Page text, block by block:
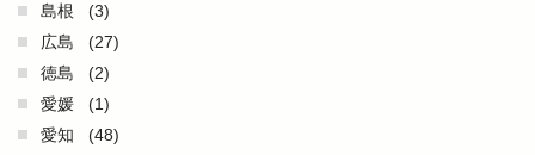
島根
(3)
広島
(27)
徳島
(2)
愛媛
(1)
愛知
(48)